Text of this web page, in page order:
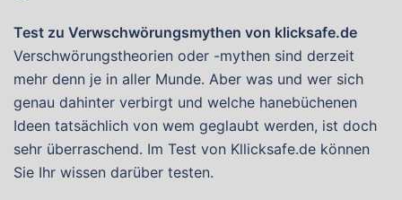
Test zu Verwschwörungsmythen von klicksafe.de
Verschwörungstheorien oder -mythen sind derzeit
mehr denn je in aller Munde. Aber was und wer sich
genau dahinter verbirgt und welche hanebüchenen
Ideen tatsächlich von wem geglaubt werden, ist doch
sehr überraschend. Im Test von Kllicksafe.de können
Sie Ihr wissen darüber testen.